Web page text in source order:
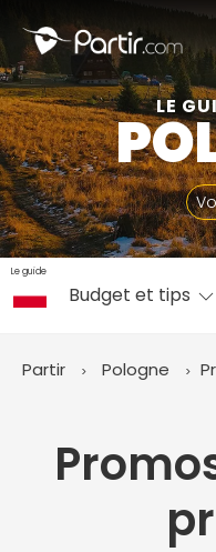
LE
Le guide
Budget et tips
Partir Pologne
📍 Destinations populaires
☀️ Où partir par mois
Juillet
Août